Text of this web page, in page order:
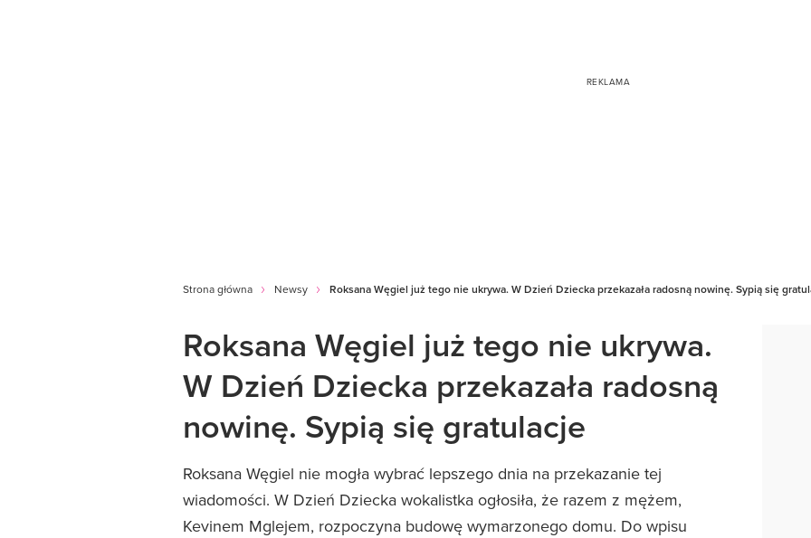
Strona główna Newsy Roksana Węgiel już tego nie ukrywa. W Dzień Dziecka przekazała radosną nowinę. Sypią się
Roksana Węgiel już tego nie ukrywa.
W Dzień Dziecka przekazała radosną
nowinę. Sypią się gratulacje
Roksana Węgiel nie mogła wybrać lepszego dnia na przekazanie tej
wiadomości. W Dzień Dziecka wokalistka ogłosiła, że razem z mężem,
Kevinem Mglejem, rozpoczyna budowę wymarzonego domu. Do wpisu